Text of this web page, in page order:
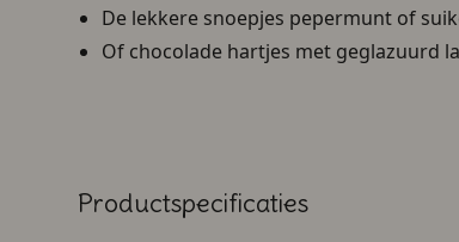
De lekkere snoepjes pepermunt of
Of chocolade hartjes met geglazuurd
Productspecificaties